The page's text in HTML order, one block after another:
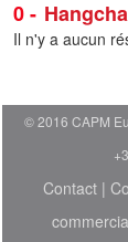
0
Il n'y a aucun
© 2016 CAPM
Contact |